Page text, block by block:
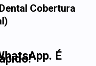
Cobertura
É